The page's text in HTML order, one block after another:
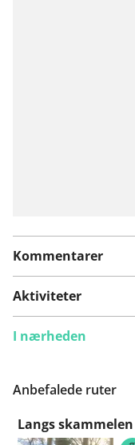
Kommentarer
Aktiviteter
I nærheden
Anbefalede ruter